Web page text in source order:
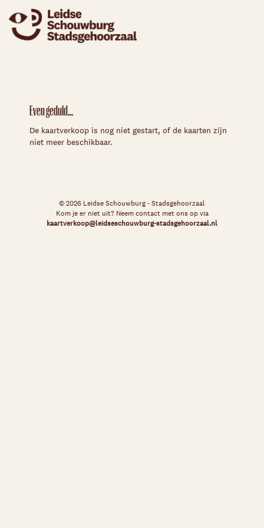
Even geduld...
De kaartverkoop is nog niet gestart, of de kaarten zijn
niet meer beschikbaar.
© 2026 Leidse Schouwburg - Stadsgehoorzaal
Kom je er niet uit? Neem contact met ons op via
kaartverkoop@leidseschouwburg-stadsgehoorzaal.nl